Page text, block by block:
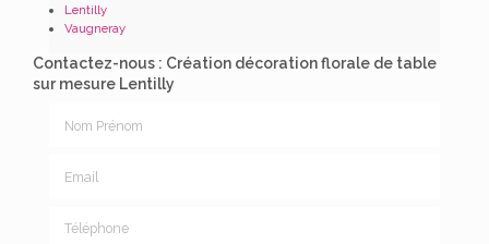
Lentilly
Vaugneray
Contactez-nous : Création décoration florale de table
sur mesure Lentilly